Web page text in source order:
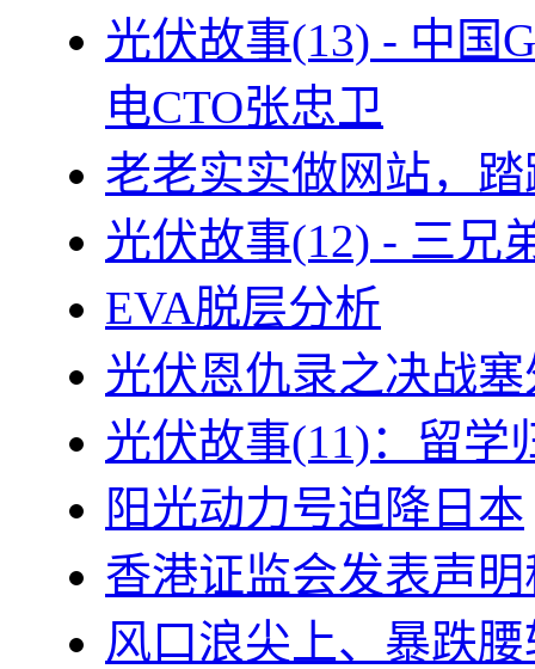
光伏故事(13) - 中国
电CTO张忠卫
老老实实做网站，
光伏故事(12) - 三兄
EVA脱层分析
光伏恩仇录之决战
光伏故事(11)：留学
阳光动力号迫降日本
香港证监会发表声
风口浪尖上、暴跌